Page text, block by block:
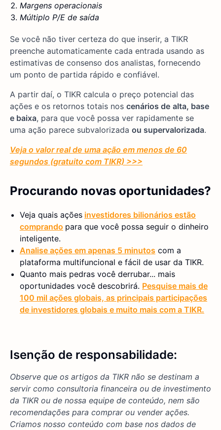
Margens operacionais
Múltiplo P/E de saída
Se você não tiver certeza do que inserir, a TIKR
preenche automaticamente cada entrada usando as
estimativas de consenso dos analistas, fornecendo
um ponto de partida rápido e confiável.
A partir daí, o TIKR calcula o preço potencial das
ações e os retornos totais nos cenários de alta, base
e baixa, para que você possa ver rapidamente se
uma ação parece subvalorizada ou supervalorizada.
Veja o valor real de uma ação em menos de 60
segundos (gratuito com TIKR) >>>
Procurando novas oportunidades?
Veja quais ações investidores bilionários estão
comprando para que você possa seguir o dinheiro
inteligente.
Analise ações em apenas 5 minutos com a
plataforma multifuncional e fácil de usar da TIKR.
Quanto mais pedras você derrubar... mais
oportunidades você descobrirá. Pesquise mais de
100 mil ações globais, as principais participações
de investidores globais e muito mais com a TIKR.
Isenção de responsabilidade:
Observe que os artigos da TIKR não se destinam a
servir como consultoria financeira ou de investimento
da TIKR ou de nossa equipe de conteúdo, nem são
recomendações para comprar ou vender ações.
Criamos nosso conteúdo com base nos dados de